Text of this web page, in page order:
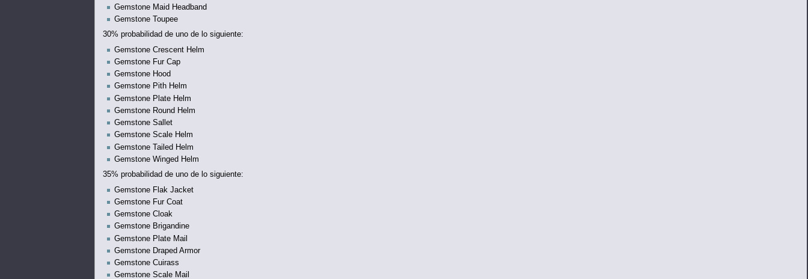
Gemstone Maid Headband
Gemstone Toupee
30% probabilidad de uno de lo siguiente:
Gemstone Crescent Helm
Gemstone Fur Cap
Gemstone Hood
Gemstone Pith Helm
Gemstone Plate Helm
Gemstone Round Helm
Gemstone Sallet
Gemstone Scale Helm
Gemstone Tailed Helm
Gemstone Winged Helm
35% probabilidad de uno de lo siguiente:
Gemstone Flak Jacket
Gemstone Fur Coat
Gemstone Cloak
Gemstone Brigandine
Gemstone Plate Mail
Gemstone Draped Armor
Gemstone Cuirass
Gemstone Scale Mail